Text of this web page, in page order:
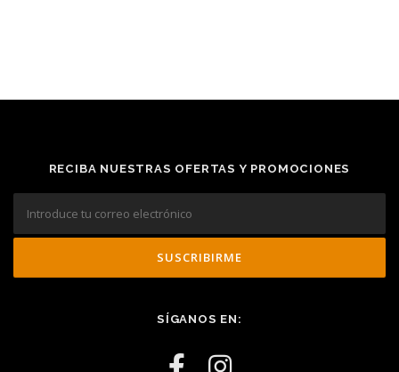
RECIBA NUESTRAS OFERTAS Y PROMOCIONES
SÍGANOS EN: